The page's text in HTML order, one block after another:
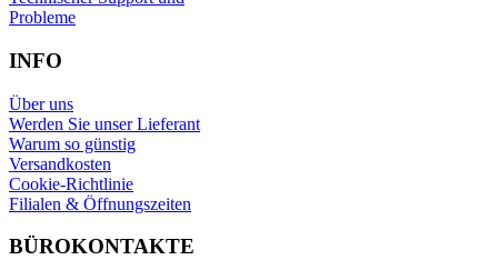
Probleme
INFO
Über uns
Werden Sie unser Lieferant
Warum so günstig
Versandkosten
Cookie-Richtlinie
Filialen & Öffnungszeiten
BÜROKONTAKTE